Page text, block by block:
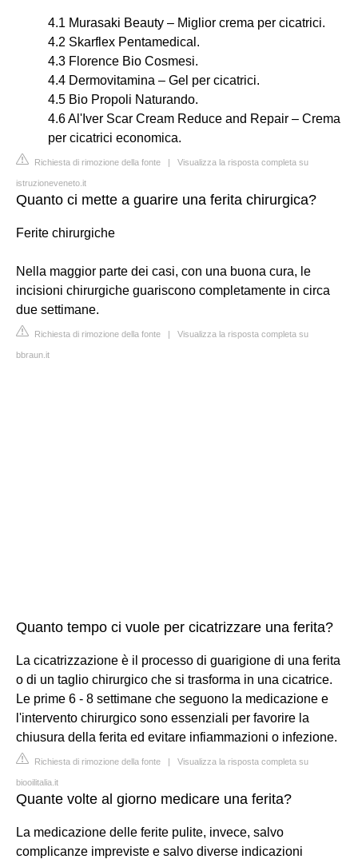
4.1 Murasaki Beauty – Miglior crema per cicatrici.
4.2 Skarflex Pentamedical.
4.3 Florence Bio Cosmesi.
4.4 Dermovitamina – Gel per cicatrici.
4.5 Bio Propoli Naturando.
4.6 Al'Iver Scar Cream Reduce and Repair – Crema
per cicatrici economica.
Richiesta di rimozione della fonte | Visualizza la risposta completa su
istruzioneveneto.it
Quanto ci mette a guarire una ferita chirurgica?
Ferite chirurgiche
Nella maggior parte dei casi, con una buona cura, le
incisioni chirurgiche guariscono completamente in circa
due settimane.
Richiesta di rimozione della fonte | Visualizza la risposta completa su
bbraun.it
Quanto tempo ci vuole per cicatrizzare una ferita?
La cicatrizzazione è il processo di guarigione di una ferita
o di un taglio chirurgico che si trasforma in una cicatrice.
Le prime 6 - 8 settimane che seguono la medicazione e
l'intervento chirurgico sono essenziali per favorire la
chiusura della ferita ed evitare infiammazioni o infezione.
Richiesta di rimozione della fonte | Visualizza la risposta completa su
biooilitalia.it
Quante volte al giorno medicare una ferita?
La medicazione delle ferite pulite, invece, salvo
complicanze impreviste e salvo diverse indicazioni